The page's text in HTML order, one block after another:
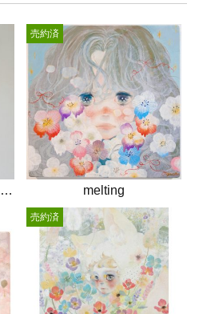
ぼくのはーとはみぎにあるのかもしれないし melting
売約済
売約済